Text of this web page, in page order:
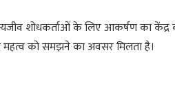
शोधकर्ताओं के लिए आकर्षण का केंद्र
को समझने का अवसर मिलता है।